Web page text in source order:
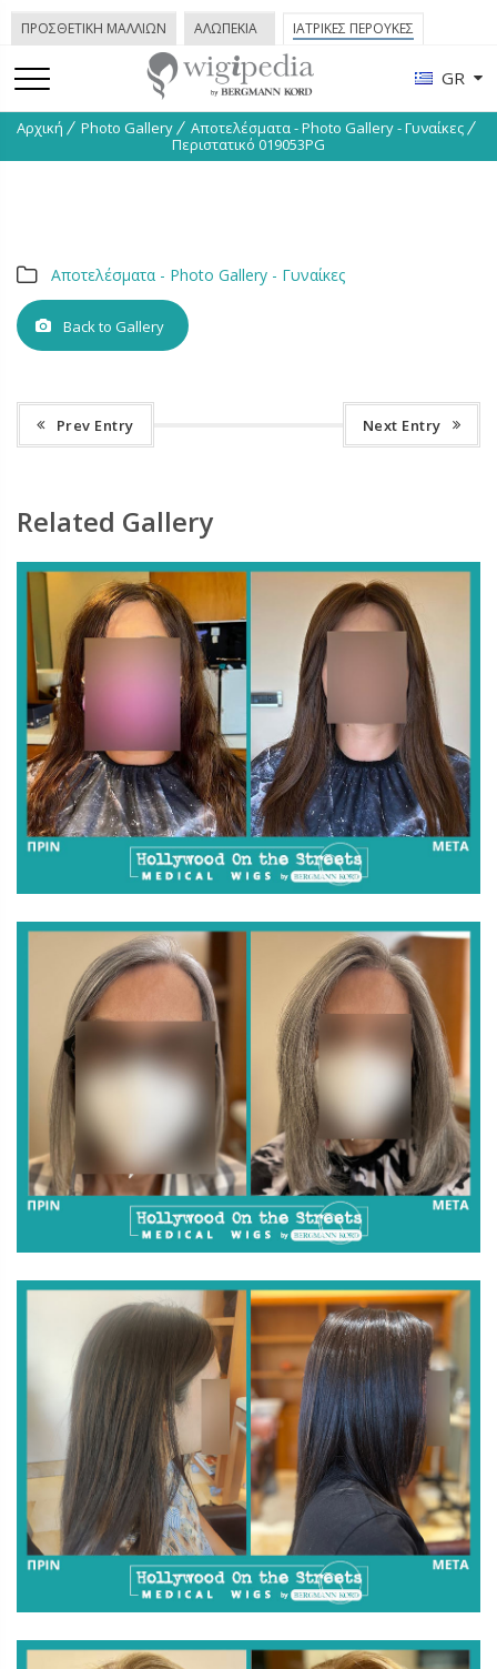
GR
ΠΡΟΣΘΕΤΙΚΗ ΜΑΛΛΙΩΝ ΑΛΩΠΕΚΙΑ ΙΑΤΡΙΚΕΣ ΠΕΡΟΥΚΕΣ
Αρχική Photo Gallery
Απoτελέσματα - Phοtο Gallery - Γυναίκες
Περιστατικό 019053PG
Απoτελέσματα - Phοtο Gallery - Γυναίκες
Back to Gallery
Prev Entry Next Entry
Related Gallery